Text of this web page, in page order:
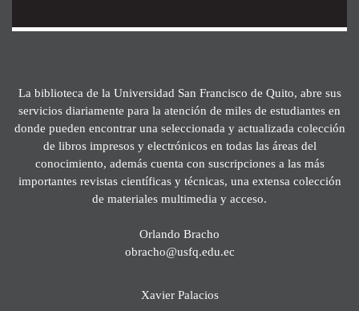
La biblioteca de la Universidad San Francisco de Quito, abre sus
servicios diariamente para la atención de miles de estudiantes en
donde pueden encontrar una seleccionada y actualizada colección
de libros impresos y electrónicos en todas las áreas del
conocimiento, además cuenta con suscripciones a las más
importantes revistas científicas y técnicas, una extensa colección
de materiales multimedia y acceso.
Orlando Bracho
obracho@usfq.edu.ec
Xavier Palacios